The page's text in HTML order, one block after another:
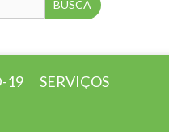
19
SERVIÇOS